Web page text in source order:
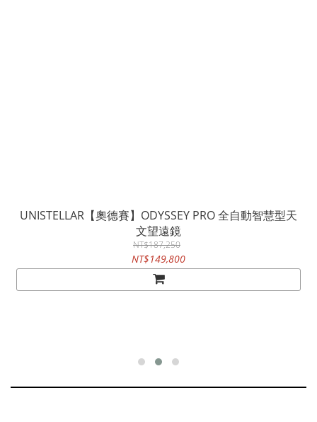
UNISTELLAR【奧德賽】ODYSSEY PRO 全自動智慧型天
文望遠鏡
NT$187,250
NT$149,800